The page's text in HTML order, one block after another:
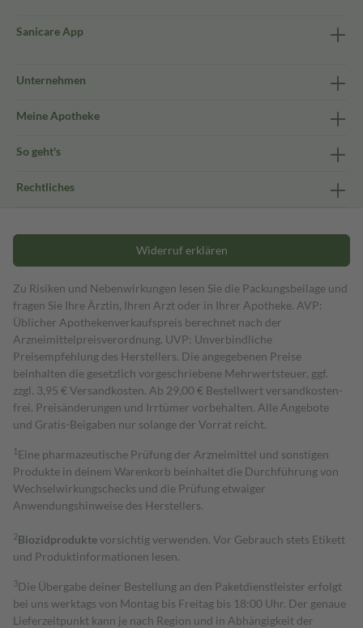
Sanicare App
Unternehmen
Meine Apotheke
So geht's
Rechtliches
Widerruf erklären
Zu Risiken und Nebenwirkungen lesen Sie die Packungsbeilage und
fragen Sie Ihre Ärztin, Ihren Arzt oder in Ihrer Apotheke. AVP:
Üblicher Apothekenverkaufspreis berechnet nach der
Arzneimittelpreisverordnung. UVP: Unverbindliche
Preisempfehlung des Herstellers. Die angegebenen Preise
beinhalten die gesetzlich vorgeschriebene Mehrwertsteuer, ggf.
zzgl. 3,95 € Versandkosten. Ab 29,00 € Bestell­wert versand­kosten­
frei. Preisänderungen und Irrtümer vorbehalten. Alle Angebote
und Gratis-Beigaben nur solange der Vorrat reicht.
1 Eine pharmazeutische Prüfung der Arzneimittel und sonstigen
Produkte in deinem Warenkorb beinhaltet die Durchführung von
Wechselwirkungschecks und die Prüfung etwaiger
Anwendungshinweise des Herstellers.
2Biozidproduktevorsichtig verwenden. Vor Gebrauch stets Etikett
und Produktinformationen lesen.
3Die Übergabe deiner Bestellung an den Paketdienstleister erfolgt
bei uns werktags von Montag bis Freitag bis 18:00 Uhr. Der genaue
Lieferzeitpunkt kann je nach Region und in Abhängigkeit der